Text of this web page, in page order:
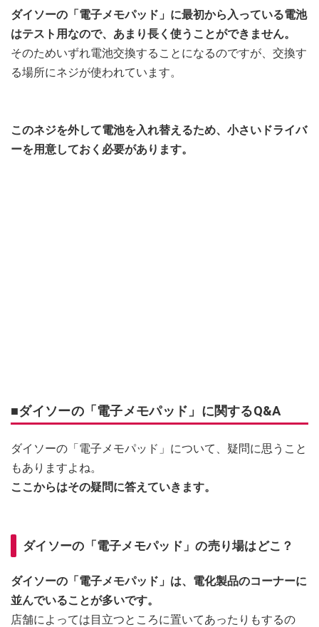
ダイソーの「電子メモパッド」に最初から入っている電池
はテスト用なので、あまり長く使うことができません。
そのためいずれ電池交換することになるのですが、交換す
る場所にネジが使われています。
このネジを外して電池を入れ替えるため、小さいドライバ
ーを用意しておく必要があります。
■ダイソーの「電子メモパッド」に関するQ&A
ダイソーの「電子メモパッド」について、疑問に思うこと
もありますよね。
ここからはその疑問に答えていきます。
ダイソーの「電子メモパッド」の売り場はどこ？
ダイソーの「電子メモパッド」は、電化製品のコーナーに
並んでいることが多いです。
店舗によっては目立つところに置いてあったりもするの